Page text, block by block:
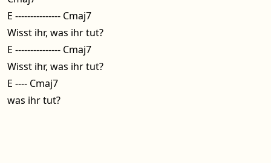
E --------------- Cmaj7
Wisst ihr, was ihr tut?
E --------------- Cmaj7
Wisst ihr, was ihr tut?
E ---- Cmaj7
was ihr tut?